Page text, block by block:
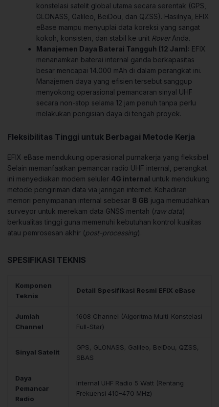
konstelasi satelit global utama secara serentak (GPS,
GLONASS, Galileo, BeiDou, dan QZSS). Hasilnya, EFIX
eBase mampu menyuplai data koreksi yang sangat
kokoh, konsisten, dan stabil ke unit RoverAnda.
Manajemen Daya Baterai Tangguh (12 Jam): EFIX
menanamkan baterai internal ganda berkapasitas
besar mencapai 14.000 mAh di dalam perangkat ini.
Manajemen daya yang efisien tersebut sanggup
menyokong operasional pemancaran sinyal UHF
secara non-stop selama 12 jam penuh tanpa perlu
melakukan pengisian daya di tengah proyek.
Fleksibilitas Tinggi untuk Berbagai Metode Kerja
EFIX eBase mendukung operasional purnakerja yang fleksibel.
Selain memanfaatkan pemancar radio UHF internal, perangkat
ini menyediakan modem seluler 4G internal untuk mendukung
metode pengiriman data via jaringan internet. Kehadiran
memori penyimpanan internal sebesar 8 GB juga memudahkan
surveyor untuk merekam data GNSS mentah (raw data)
berkualitas tinggi guna memenuhi kebutuhan kontrol kualitas
atau pemrosesan akhir (post-processing).
SPESIFIKASI TEKNIS
Komponen
Teknis
Detail Spesifikasi Resmi EFIX eBase
Jumlah
Channel
1608 Channel (Algoritma Multi-Konstelasi
Full-Star)
Sinyal Satelit
GPS, GLONASS, Galileo, BeiDou, QZSS,
SBAS
Daya
Pemancar
Radio
Internal UHF Radio 5 Watt (Rentang
Frekuensi 410–470 MHz)